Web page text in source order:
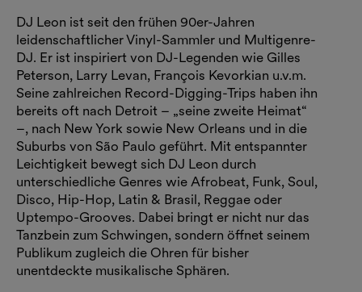
DJ Leon ist seit den frühen 90er-Jahren
leidenschaftlicher Vinyl-Sammler und Multigenre-
DJ. Er ist inspiriert von DJ-Legenden wie Gilles
Peterson, Larry Levan, François Kevorkian u.v.m.
Seine zahlreichen Record-Digging-Trips haben ihn
bereits oft nach Detroit – „seine zweite Heimat“
–, nach New York sowie New Orleans und in die
Suburbs von São Paulo geführt. Mit entspannter
Leichtigkeit bewegt sich DJ Leon durch
unterschiedliche Genres wie Afrobeat, Funk, Soul,
Disco, Hip-Hop, Latin & Brasil, Reggae oder
Uptempo-Grooves. Dabei bringt er nicht nur das
Tanzbein zum Schwingen, sondern öffnet seinem
Publikum zugleich die Ohren für bisher
unentdeckte musikalische Sphären.